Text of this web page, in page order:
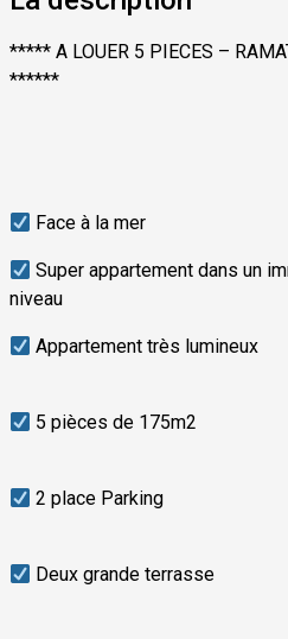
***** A LOUER 5 PIECES –
******
Face à la mer
Super appartement dans un
niveau
Appartement très lumineux
5 pièces de 175m2
2 place Parking
Deux grande terrasse